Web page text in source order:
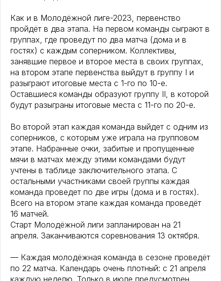
Как и в Молодёжной лиге-2023, первенство
пройдёт в два этапа. На первом команды сыграют в
группах, где проведут по два матча (дома и в
гостях) с каждым соперником. Коллективы,
занявшие первое и второе места в своих группах,
на втором этапе первенства выйдут в группу I и
разыграют итоговые места с 1-го по 10-е.
Оставшиеся команды образуют группу II, в которой
будут разыграны итоговые места с 11-го по 20-е.
Во второй этап каждая команда выйдет с одним из
соперников, с которым уже играла на групповом
этапе. Набранные очки, забитые и пропущенные
мячи в матчах между этими командами будут
учтены в таблице заключительного этапа. С
остальными участниками своей группы каждая
команда проведет по две игры (дома и в гостях).
Всего на втором этапе каждая команда проведёт
16 матчей.
Старт Молодёжной лиги запланирован на 21
апреля. Заканчиваются соревнования 13 октября.
— Каждая молодёжная команда в сезоне проведёт
по 22 матча. Календарь очень плотный: с 21 апреля